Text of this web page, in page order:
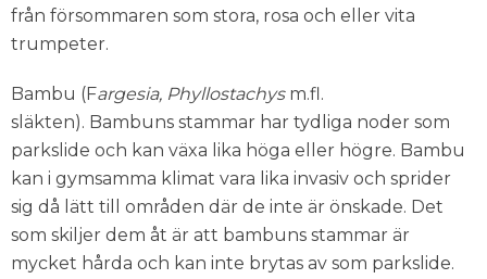
från försommaren som stora, rosa och eller vita
trumpeter.
Bambu (Fargesia, Phyllostachysm.fl.
släkten). Bambuns stammar har tydliga noder som
parkslide och kan växa lika höga eller högre. Bambu
kan i gymsamma klimat vara lika invasiv och sprider
sig då lätt till områden där de inte är önskade. Det
som skiljer dem åt är att bambuns stammar är
mycket hårda och kan inte brytas av som parkslide.